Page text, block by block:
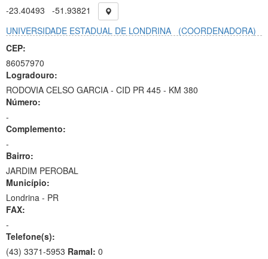
-23.40493
-51.93821
UNIVERSIDADE ESTADUAL DE LONDRINA
(COORDENADORA)
CEP:
86057970
Logradouro:
RODOVIA CELSO GARCIA - CID PR 445 - KM 380
Número:
-
Complemento:
-
Bairro:
JARDIM PEROBAL
Município:
Londrina - PR
FAX:
-
Telefone(s):
(43) 3371-5953 Ramal: 0